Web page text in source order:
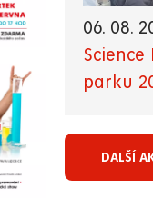
06. 08.
Science
parku
DALŠÍ